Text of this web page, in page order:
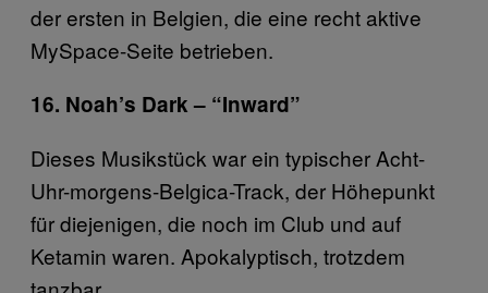
der ersten in Belgien, die eine recht aktive
MySpace-Seite betrieben.
16. Noah’s Dark – “Inward”
Dieses Musikstück war ein typischer Acht-
Uhr-morgens-Belgica-Track, der Höhepunkt
für diejenigen, die noch im Club und auf
Ketamin waren. Apokalyptisch, trotzdem